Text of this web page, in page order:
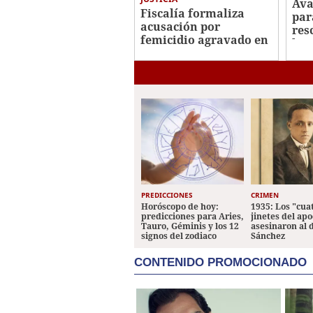
Fiscalía formaliza
acusación por
femicidio agravado en
las
PREDICCIONES
Horóscopo de hoy:
predicciones para Aries,
Tauro, Géminis y los 12
signos del zodiaco
CRIMEN
1935: Los
jinetes del
asesinaron al
Sánchez
CONTENIDO PROMOCIONADO